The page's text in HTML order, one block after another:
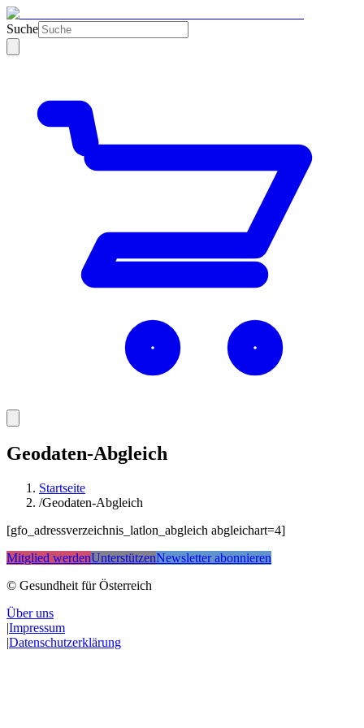
Suche
Geodaten-Abgleich
Startseite
/Geodaten-Abgleich
[gfo_adressverzeichnis_latlon_abgleich abgleichart=4]
Mitglied werdenUnterstützenNewsletter abonnieren
© Gesundheit für Österreich
Über uns
|Impressum
|Datenschutzerklärung